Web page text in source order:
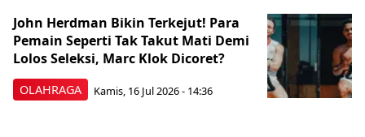
OLAHRAGA
John Herdman Bikin Terkejut! Para
Pemain Seperti Tak Takut Mati Demi
Lolos Seleksi, Marc Klok Dicoret?
Kamis, 16 Jul 2026 - 14:36